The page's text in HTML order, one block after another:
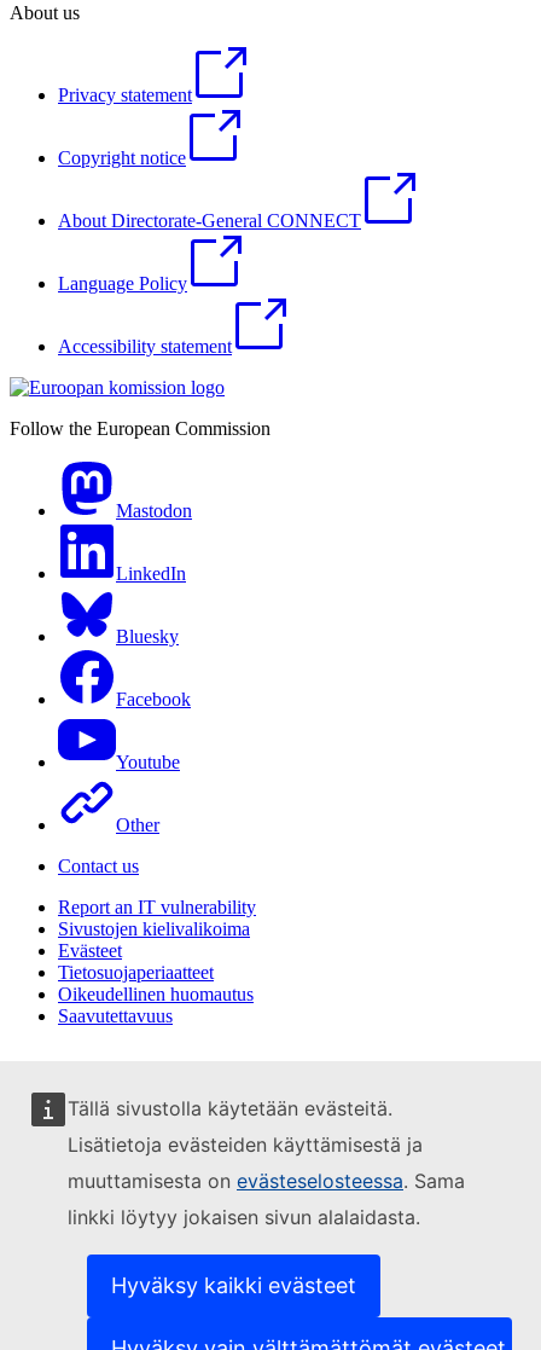
Tällä sivustolla käytetään evästeitä.
Lisätietoja evästeiden käyttämisestä ja
muuttamisesta on evästeselosteessa. Sama
linkki löytyy jokaisen sivun alalaidasta.
Hyväksy kaikki evästeet
About us
Privacy statement
Copyright notice
About Directorate-General CONNECT
Language Policy
Accessibility statement
Follow the European Commission
Mastodon
LinkedIn
Bluesky
Facebook
Youtube
Other
Contact us
Report an IT vulnerability
Sivustojen kielivalikoima
Evästeet
Tietosuojaperiaatteet
Oikeudellinen huomautus
Saavutettavuus